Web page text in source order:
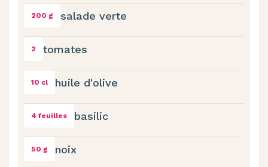
200 g salade verte
2 tomates
10 cl huile d'olive
4 feuilles basilic
50 g noix